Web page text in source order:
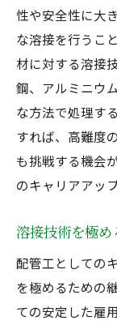
性や安全性に大
な溶接を行うこ
材に対する溶接
鋼、アルミニウ
な方法で処理す
すれば、高難度
も挑戦する機会
のキャリアアッ
溶接技術を極
配管工としての
を極めるための
ての安定した雇